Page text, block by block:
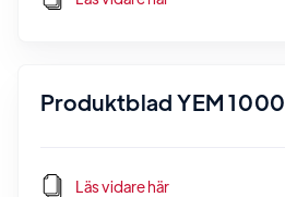
Produktblad YEM 1000
Läs vidare här